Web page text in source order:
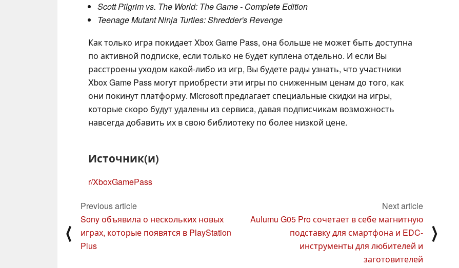
Scott Pilgrim vs. The World: The Game - Complete Edition
Teenage Mutant Ninja Turtles: Shredder's Revenge
Как только игра покидает Xbox Game Pass, она больше не может быть доступна
по активной подписке, если только не будет куплена отдельно. И если Вы
расстроены уходом какой-либо из игр, Вы будете рады узнать, что участники
Xbox Game Pass могут приобрести эти игры по сниженным ценам до того, как
они покинут платформу. Microsoft предлагает специальные скидки на игры,
которые скоро будут удалены из сервиса, давая подписчикам возможность
навсегда добавить их в свою библиотеку по более низкой цене.
Источник(и)
r/XboxGamePass
⟨
Previous article
Sony объявила о нескольких новых
играх, которые появятся в PlayStation
Plus
Next article
Aulumu G05 Pro сочетает в себе магнитную
подставку для смартфона и EDC-
инструменты для любителей и
заготовителей
⟩